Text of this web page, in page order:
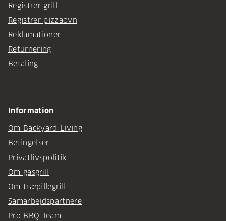
Registrer grill
Registrer pizzaovn
Reklamationer
Returnering
Betaling
Information
Om Backyard Living
Betingelser
Privatlivspolitik
Om gasgrill
Om træpillegrill
Samarbejdspartnere
Pro BBQ Team